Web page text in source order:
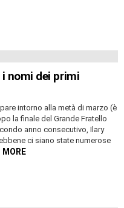
nomi dei primi
intorno alla metà di marzo (è
la finale del Grande Fratello
anno consecutivo, Ilary
ci siano state numerose
MORE